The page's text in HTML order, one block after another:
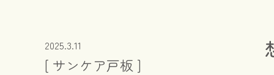
2025.3.11
[ サンケア戸板 ]